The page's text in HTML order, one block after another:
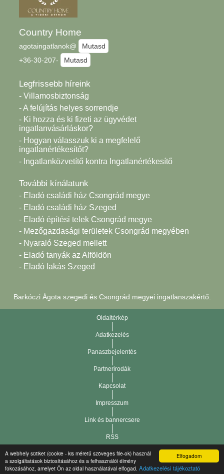
Elfogadom
A webhely sütiket (cookie - kis méretű szöveges file-ok) használ
a szolgáltatások biztosításához és a felhasználói élmény
fokozásához, amelyet Ön az oldal használatával elfogad. Adatkezelési tájékoztató
Country Home
agotaingatlanok@
Mutasd
+36-30-207-
Mutasd
Legfrissebb híreink
- Villamosbiztonság
- A felújítás helyes sorrendje
- Ki hozza és ki fizeti az ügyvédet
ingatlanvásárláskor?
- Hogyan válasszuk ki a megfelelő
ingatlanértékesítőt?
- Ingatlanközvetítő kontra Ingatlanértékesítő
További kínálatunk
- Eladó családi ház Csongrád megye
- Eladó családi ház Szeged
- Eladó építési telek Csongrád megye
- Mezőgazdasági területek Csongrád megyében
- Nyaraló Szeged mellett
- Eladó tanyák az Alföldön
- Eladó lakás Szeged
Barkóczi Ágota szegedi és Csongrád megyei ingatlanszakértő.
Oldaltérkép
Adatkezelés
Panaszbejelentés
Partnerirodák
Kapcsolat
Impresszum
Link és bannercsere
RSS
Copyright © 2021.Vár-Köz Kft. - Ingatlan nyilvántartó, ügyviteli és
adminisztrációs szoftver